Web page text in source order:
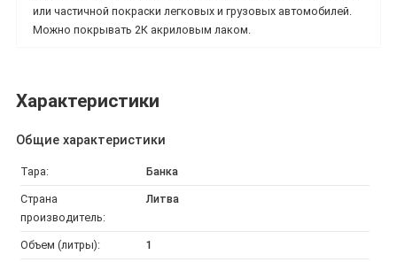
или частичной покраски легковых и грузовых автомобилей.
Можно покрывать 2К акриловым лаком.
Характеристики
Общие характеристики
Тара: Банка
Страна
производитель:
Литва
Объем (литры): 1